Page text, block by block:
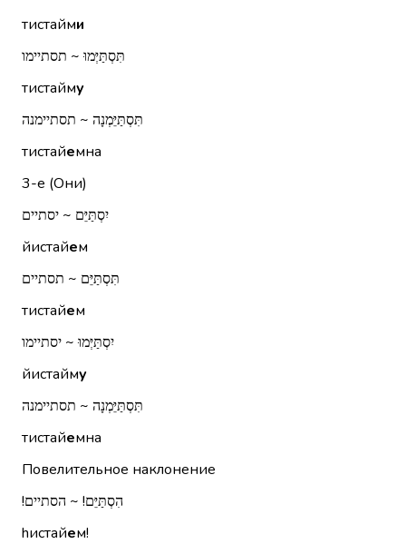
тистайми
תִּסְתַּיְּמוּ ~ תסתיימו
тистайму
תִּסְתַּיֵּמְנָה ~ תסתיימנה
тистайемна
3-е (Они)
יִסְתַּיֵּם ~ יסתיים
йистайем
תִּסְתַּיֵּם ~ תסתיים
тистайем
יִסְתַּיְּמוּ ~ יסתיימו
йистайму
תִּסְתַּיֵּמְנָה ~ תסתיימנה
тистайемна
Повелительное наклонение
הִסְתַּיֵּם!‏ ~ הסתיים!‏
hистайем!